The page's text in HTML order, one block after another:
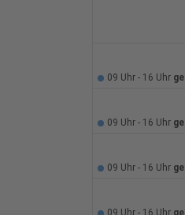
09 Uhr - 16 Uhr
09 Uhr - 16 Uhr
09 Uhr - 16 Uhr
09 Uhr - 16 Uhr